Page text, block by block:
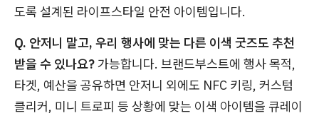
도록 설계된 라이프스타일 안전 아이템입니다.
Q. 안저니 말고, 우리 행사에 맞는 다른 이색 굿즈도 추천
받을 수 있나요?가능합니다. 브랜드부스트에 행사 목적,
타겟, 예산을 공유하면 안저니 외에도 NFC 키링, 커스텀
클리커, 미니 트로피 등 상황에 맞는 이색 아이템을 큐레이